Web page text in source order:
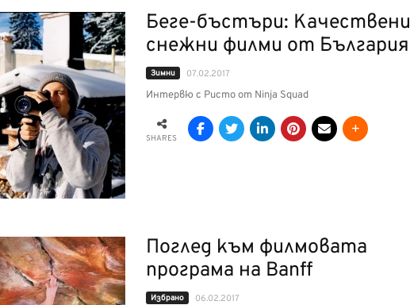
Беге-бъстъри: Качествени
снежни филми от България
Зимни 07.02.2017
Интервю с Ристо от Ninja Squad
SHARES
Поглед към филмовата
програма на Banff
Избрано 06.02.2017